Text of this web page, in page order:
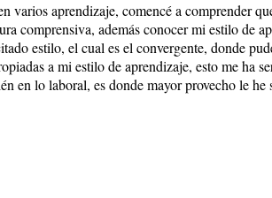
varios aprendizaje, comencé a comprender
comprensiva, además conocer mi estilo de
estilo, el cual es el convergente, donde
a mi estilo de aprendizaje, esto me ha
en lo laboral, es donde mayor provecho le he